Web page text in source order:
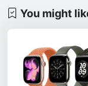
You might